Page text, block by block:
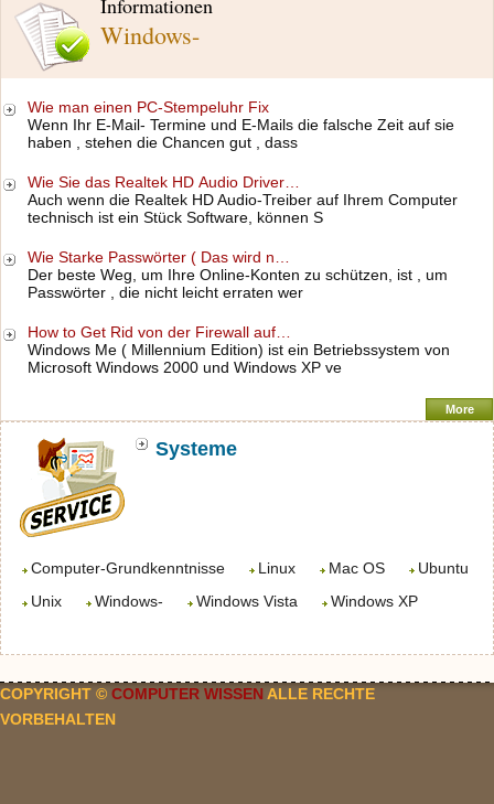
Informationen
Windows-
Wie man einen PC-Stempeluhr Fix
Wenn Ihr E-Mail- Termine und E-Mails die falsche Zeit auf sie
haben , stehen die Chancen gut , dass
Wie Sie das Realtek HD Audio Driver…
Auch wenn die Realtek HD Audio-Treiber auf Ihrem Computer
technisch ist ein Stück Software, können S
Wie Starke Passwörter ( Das wird n…
Der beste Weg, um Ihre Online-Konten zu schützen, ist , um
Passwörter , die nicht leicht erraten wer
How to Get Rid von der Firewall auf…
Windows Me ( Millennium Edition) ist ein Betriebssystem von
Microsoft Windows 2000 und Windows XP ve
More
Systeme
Computer-Grundkenntnisse Linux Mac OS
Ubuntu
Unix
Windows- Windows Vista Windows XP
COPYRIGHT © COMPUTER WISSEN ALLE RECHTE
VORBEHALTEN